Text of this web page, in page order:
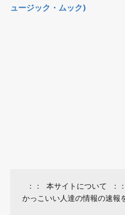
ュージック・ムック)
かっこいい人達の情報の速報